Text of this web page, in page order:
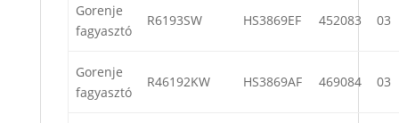
Gorenje
fagyasztó
R6193SW HS3869EF 452083 03
Gorenje
fagyasztó
R46192KW HS3869AF 469084 03